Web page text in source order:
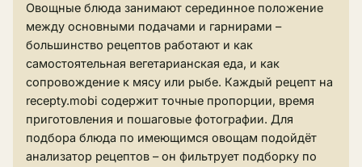
Овощные блюда занимают серединное положение
между основными подачами и гарнирами –
большинство рецептов работают и как
самостоятельная вегетарианская еда, и как
сопровождение к мясу или рыбе. Каждый рецепт на
recepty.mobi содержит точные пропорции, время
приготовления и пошаговые фотографии. Для
подбора блюда по имеющимся овощам подойдёт
анализатор рецептов – он фильтрует подборку по